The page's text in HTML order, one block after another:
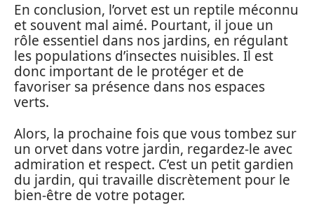
En conclusion, l’orvet est un reptile méconnu
et souvent mal aimé. Pourtant, il joue un
rôle essentiel dans nos jardins, en régulant
les populations d’insectes nuisibles. Il est
donc important de le protéger et de
favoriser sa présence dans nos espaces
verts.
Alors, la prochaine fois que vous tombez sur
un orvet dans votre jardin, regardez-le avec
admiration et respect. C’est un petit gardien
du jardin, qui travaille discrètement pour le
bien-être de votre potager.